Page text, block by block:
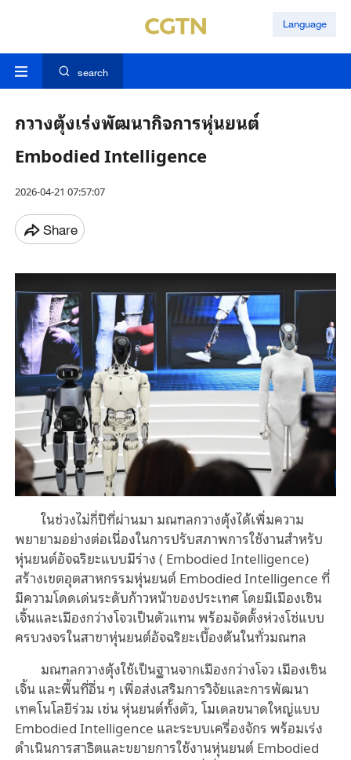
Language
search
กวางตุ้งเร่งพัฒนากิจการหุ่นยนต์
Embodied Intelligence
2026-04-21 07:57:07
Share
ในช่วงไม่กี่ปีที่ผ่านมา มณฑลกวางตุ้งได้เพิ่มความ
พยายามอย่างต่อเนื่องในการปรับสภาพการใช้งานสำหรับ
หุ่นยนต์อัจฉริยะแบบมีร่าง ( Embodied Intelligence)
สร้างเขตอุตสาหกรรมหุ่นยนต์ Embodied Intelligence ที่
มีความโดดเด่นระดับก้าวหน้าของประเทศ โดยมีเมืองเซิน
เจิ้นและเมืองกว่างโจวเป็นตัวแทน พร้อมจัดตั้งห่วงโซ่แบบ
ครบวงจรในสาขาหุ่นยนต์อัจฉริยะเบื้องต้นในทั่วมณฑล
มณฑลกวางตุ้งใช้เป็นฐานจากเมืองกว่างโจว เมืองเซิน
เจิ้น และพื้นที่อื่น ๆ เพื่อส่งเสริมการวิจัยและการพัฒนา
เทคโนโลยีร่วม เช่น หุ่นยนต์ทั้งตัว, โมเดลขนาดใหญ่แบบ
Embodied Intelligence และระบบเครื่องจักร พร้อมเร่ง
ดำเนินการสาธิตและขยายการใช้งานหุ่นยนต์ Embodied